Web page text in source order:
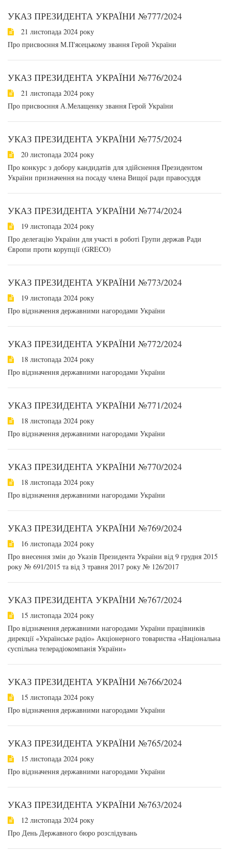
УКАЗ ПРЕЗИДЕНТА УКРАЇНИ №777/2024
21 листопада 2024 року
Про присвоєння М.П'ясецькому звання Герой України
УКАЗ ПРЕЗИДЕНТА УКРАЇНИ №776/2024
21 листопада 2024 року
Про присвоєння А.Мелащенку звання Герой України
УКАЗ ПРЕЗИДЕНТА УКРАЇНИ №775/2024
20 листопада 2024 року
Про конкурс з добору кандидатів для здійснення Президентом
України призначення на посаду члена Вищої ради правосуддя
УКАЗ ПРЕЗИДЕНТА УКРАЇНИ №774/2024
19 листопада 2024 року
Про делегацію України для участі в роботі Групи держав Ради
Європи проти корупції (GRECO)
УКАЗ ПРЕЗИДЕНТА УКРАЇНИ №773/2024
19 листопада 2024 року
Про відзначення державними нагородами України
УКАЗ ПРЕЗИДЕНТА УКРАЇНИ №772/2024
18 листопада 2024 року
Про відзначення державними нагородами України
УКАЗ ПРЕЗИДЕНТА УКРАЇНИ №771/2024
18 листопада 2024 року
Про відзначення державними нагородами України
УКАЗ ПРЕЗИДЕНТА УКРАЇНИ №770/2024
18 листопада 2024 року
Про відзначення державними нагородами України
УКАЗ ПРЕЗИДЕНТА УКРАЇНИ №769/2024
16 листопада 2024 року
Про внесення змін до Указів Президента України від 9 грудня 2015
року № 691/2015 та від 3 травня 2017 року № 126/2017
УКАЗ ПРЕЗИДЕНТА УКРАЇНИ №767/2024
15 листопада 2024 року
Про відзначення державними нагородами України працівників
дирекції «Українське радіо» Акціонерного товариства «Національна
суспільна телерадіокомпанія України»
УКАЗ ПРЕЗИДЕНТА УКРАЇНИ №766/2024
15 листопада 2024 року
Про відзначення державними нагородами України
УКАЗ ПРЕЗИДЕНТА УКРАЇНИ №765/2024
15 листопада 2024 року
Про відзначення державними нагородами України
УКАЗ ПРЕЗИДЕНТА УКРАЇНИ №763/2024
12 листопада 2024 року
Про День Державного бюро розслідувань